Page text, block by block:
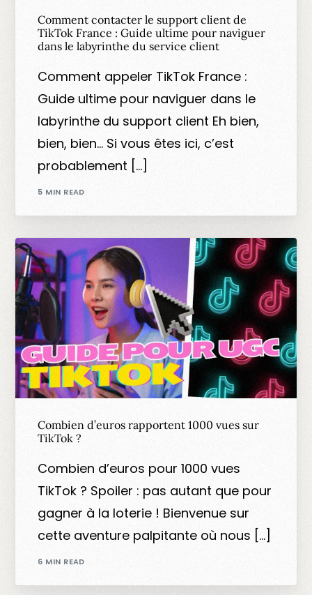
Comment contacter le support client de
TikTok France : Guide ultime pour naviguer
dans le labyrinthe du service client
Comment appeler TikTok France :
Guide ultime pour naviguer dans le
labyrinthe du support client Eh bien,
bien, bien… Si vous êtes ici, c’est
probablement […]
5 MIN READ
Combien d’euros rapportent 1000 vues sur
TikTok ?
Combien d’euros pour 1000 vues
TikTok ? Spoiler : pas autant que pour
gagner à la loterie ! Bienvenue sur
cette aventure palpitante où nous […]
6 MIN READ